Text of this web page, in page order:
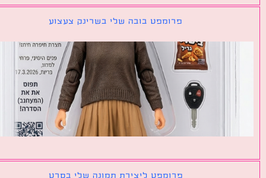
פרומפט בובה שלי בשרינק צעצוע
פרומפט ליצירת תמונה שלי בסרט